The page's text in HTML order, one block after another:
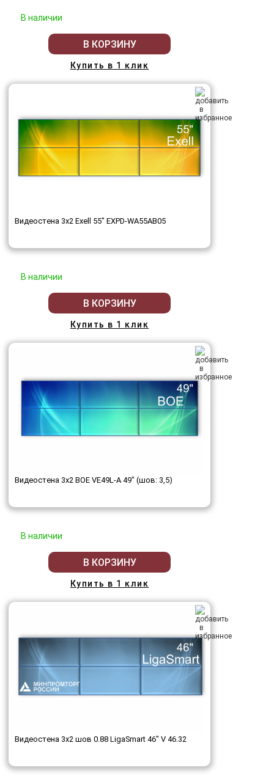
В наличии
В КОРЗИНУ
Купить в 1 клик
Видеостена 3x2 Exell 55" EXPD-WA55AB05
В наличии
В КОРЗИНУ
Купить в 1 клик
Видеостена 3x2 BOE VE49L-A 49" (шов: 3,5)
В наличии
В КОРЗИНУ
Купить в 1 клик
Видеостена 3x2 шов 0.88 LigaSmart 46" V 46.32